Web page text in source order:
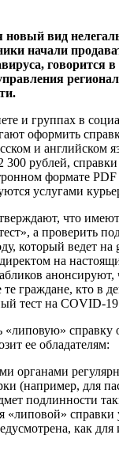
новый вид
начали
говорится
и группах в
оформить
и английском
300 рублей,
формате PDF
услугами
что имеют
а проверить
который ведет
на
анонсируют,
граждане, кто в
тест на COVID-
справку
ее обладателям:
органами
(например, для
подлинности
«липовой» справки
как для